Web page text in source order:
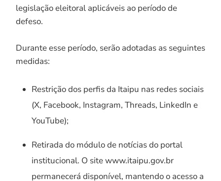
legislação eleitoral aplicáveis ao período de
defeso.
Durante esse período, serão adotadas as seguintes
medidas:
Restrição dos perfis da Itaipu nas redes sociais
(X, Facebook, Instagram, Threads, LinkedIn e
YouTube);
Retirada do módulo de notícias do portal
institucional. O site www.itaipu.gov.br
permanecerá disponível, mantendo o acesso a